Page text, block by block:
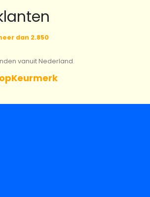
dan 2.850
vanuit Nederland.